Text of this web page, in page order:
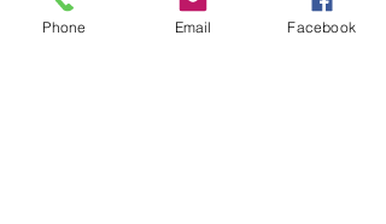
Collection : Généralités
Langue : Français
Ähnliche Produkte
Phone Email Facebook